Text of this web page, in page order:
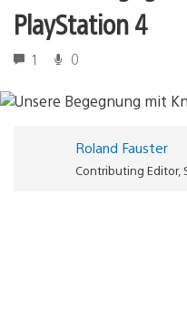
PlayStation 4
1 0
Roland Fauster
Contributing Editor,